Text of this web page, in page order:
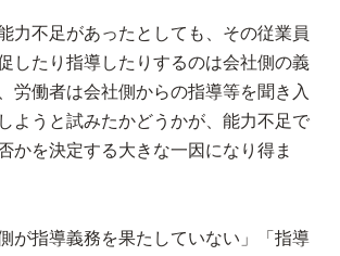
力不足があったとしても、その従業員
したり指導したりするのは会社側の義
労働者は会社側からの指導等を聞き入
ようと試みたかどうかが、能力不足で
かを決定する大きな一因になり得ま
が指導義務を果たしていない」「指導